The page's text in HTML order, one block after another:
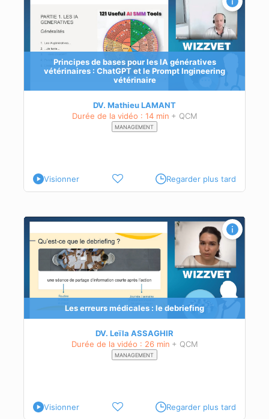
Principes de bases pour les IA génératives
vétérinaires : ChatGPT et le Prompt Ingineering
vétérinaire
DV. Mathieu LAMANT
Durée de la vidéo : 14 min + QCM
MANAGEMENT
Visionner Regarder plus tard
Les erreurs médicales : le debriefing
DV. Leïla ASSAGHIR
Durée de la vidéo : 26 min + QCM
MANAGEMENT
Visionner Regarder plus tard